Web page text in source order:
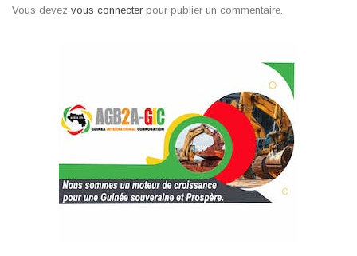
Vous devez vous connecter pour publier un commentaire.